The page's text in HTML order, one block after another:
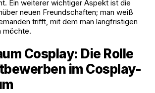
Ein weiterer wichtiger Aspekt ist die
neuen Freundschaften; man weiß
trifft, mit dem man langfristigen
möchte.
Cosplay: Die Rolle
im Cosplay-